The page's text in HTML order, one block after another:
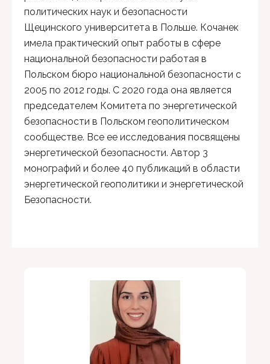
политических наук и безопасности
Щецинского университета в Польше. Кочанек
имела практический опыт работы в сфере
национальной безопасности работая в
Польском бюро национальной безопасности с
2005 по 2012 годы. С 2020 года она является
председателем Комитета по энергетической
безопасности в Польском геополитическом
сообществе. Все ее исследования посвящены
энергетической безопасности. Автор 3
монографий и более 40 публикаций в области
энергетической геополитики и энергетической
Безопасности.